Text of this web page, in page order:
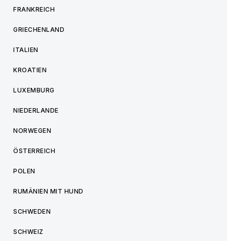
FRANKREICH
GRIECHENLAND
ITALIEN
KROATIEN
LUXEMBURG
NIEDERLANDE
NORWEGEN
ÖSTERREICH
POLEN
RUMÄNIEN MIT HUND
SCHWEDEN
SCHWEIZ